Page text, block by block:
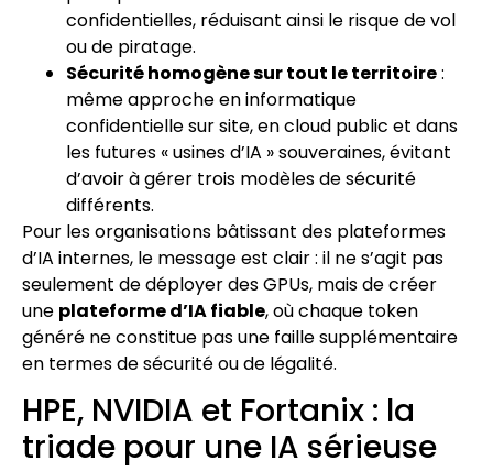
confidentielles, réduisant ainsi le risque de vol
ou de piratage.
Sécurité homogène sur tout le territoire:
même approche en informatique
confidentielle sur site, en cloud public et dans
les futures « usines d’IA » souveraines, évitant
d’avoir à gérer trois modèles de sécurité
différents.
Pour les organisations bâtissant des plateformes
d’IA internes, le message est clair : il ne s’agit pas
seulement de déployer des GPUs, mais de créer
une plateforme d’IA fiable, où chaque token
généré ne constitue pas une faille supplémentaire
en termes de sécurité ou de légalité.
HPE, NVIDIA et Fortanix : la
triade pour une IA sérieuse